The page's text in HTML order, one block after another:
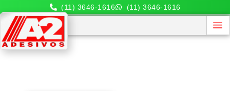
(11) 3646-1616 (11) 3646-1616